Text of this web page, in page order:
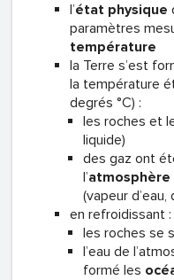
l’état physique
paramètres
température
la Terre s’est
la température
degrés °C) :
les roches et
liquide)
des gaz ont
l’atmosphère
(vapeur
en refroidissant :
les roches se
l’eau de
formé les